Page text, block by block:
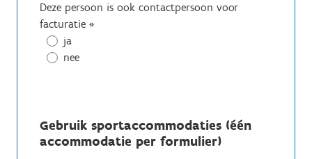
Deze persoon is ook contactpersoon voor
facturatie *
ja
nee
Gebruik sportaccommodaties (één
accommodatie per formulier)